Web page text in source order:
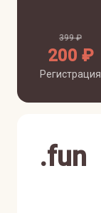
399 ₽
200 ₽
Регистрация
.fun